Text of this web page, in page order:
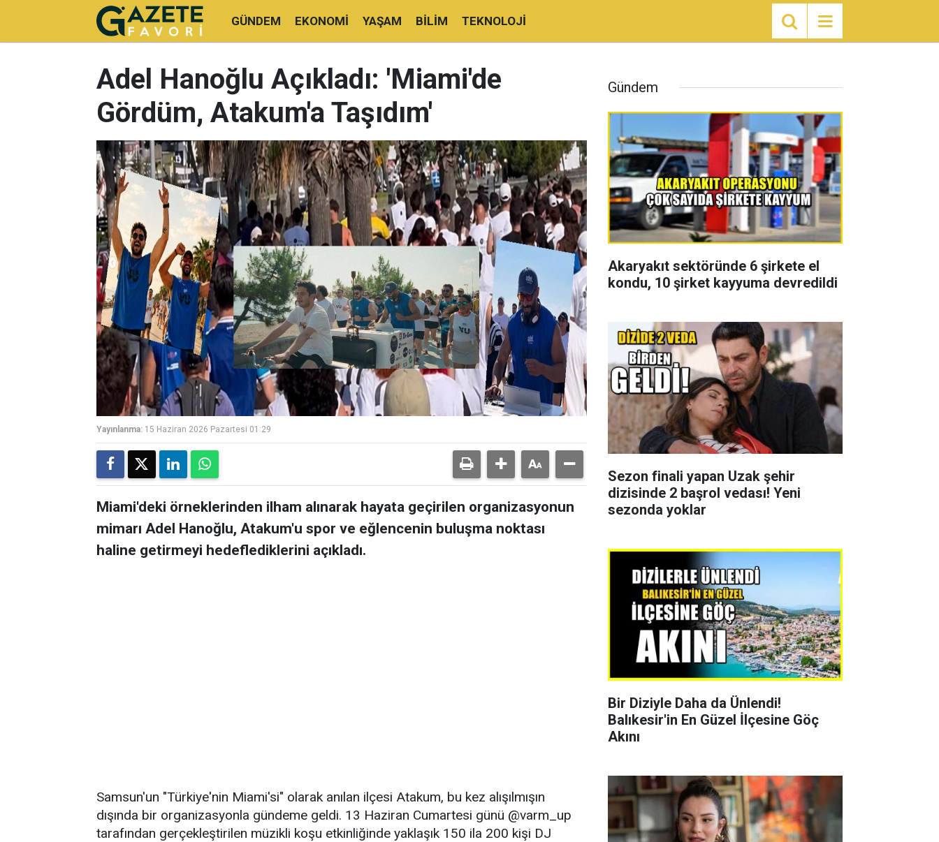
GÜNDEM EKONOMI YAŞAM BILIM TEKNOLOJI
Adel Hanoğlu Açıkladı: 'Miami'de
Gördüm, Atakum'a Taşıdım'
Yayınlanma: 15 Haziran 2026 Pazartesi 01:29
Miami'deki örneklerinden ilham alınarak hayata geçirilen organizasyonun
mimarı Adel Hanoğlu, Atakum'u spor ve eğlencenin buluşma noktası
haline getirmeyi hedeflediklerini açıkladı.
Samsun'un "Türkiye'nin Miami'si" olarak anılan ilçesi Atakum, bu kez alışılmışın
dışında bir organizasyonla gündeme geldi. 13 Haziran Cumartesi günü @varm_up
tarafından gerçekleştirilen müzikli koşu etkinliğinde yaklaşık 150 ila 200 kişi DJ
Gündem
Akaryakıt sektöründe 6 şirkete el
kondu, 10 şirket kayyuma devredildi
Sezon finali yapan Uzak şehir
dizisinde 2 başrol vedası! Yeni
sezonda yoklar
Bir Diziyle Daha da Ünlendi!
Balıkesir'in En Güzel İlçesine Göç
Akını